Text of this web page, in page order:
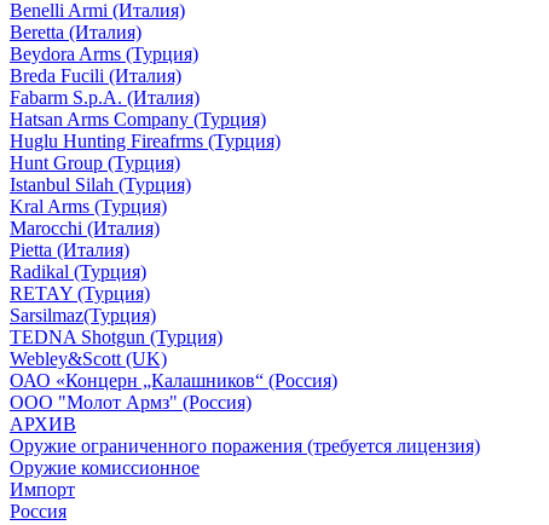
Benelli Armi (Италия)
Beretta (Италия)
Beydora Arms (Турция)
Breda Fucili (Италия)
Fabarm S.p.A. (Италия)
Hatsan Arms Company (Турция)
Huglu Hunting Fireafrms (Турция)
Hunt Group (Турция)
Istanbul Silah (Турция)
Kral Arms (Турция)
Marocchi (Италия)
Pietta (Италия)
Radikal (Турция)
RETAY (Турция)
Sarsilmaz(Турция)
TEDNA Shotgun (Турция)
Webley&Scott (UK)
ОАО «Концерн „Калашников“ (Россия)
ООО "Молот Армз" (Россия)
АРХИВ
Оружие ограниченного поражения (требуется лицензия)
Оружие комиссионное
Импорт
Россия